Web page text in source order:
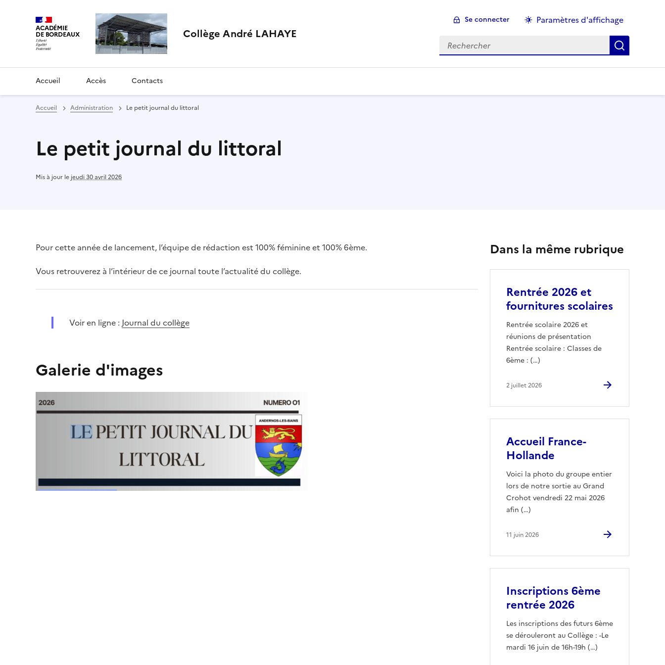
ACADÉMIE
DE BORDEAUX Collège André LAHAYE
Se connecter
Paramètres d'affichage
Rechercher :
Accueil Accès Contacts
Accueil Administration Le petit journal du littoral
Le petit journal du littoral
Mis à jour le jeudi 30 avril 2026
Pour cette année de lancement, l’équipe de rédaction est 100% féminine et 100% 6ème.
Vous retrouverez à l’intérieur de ce journal toute l’actualité du collège.
Voir en ligne : Journal du collège
Galerie d'images
Dans la même rubrique
Rentrée 2026 et
fournitures scolaires
Rentrée scolaire 2026 et
réunions de présentation
Rentrée scolaire : Classes de
6ème : (…)
2 juillet 2026
Accueil France-
Hollande
Voici la photo du groupe entier
lors de notre sortie au Grand
Crohot vendredi 22 mai 2026
afin (…)
11 juin 2026
Inscriptions 6ème
rentrée 2026
Les inscriptions des futurs 6ème
se dérouleront au Collège : -Le
mardi 16 juin de 16h-19h (…)